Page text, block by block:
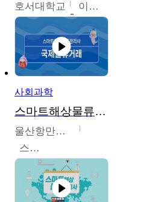
호서대학교 이원희
사회과학
스마트해상물류관리사 교육과정
울산항만공사
스마트해상물류관리사 교육위원회